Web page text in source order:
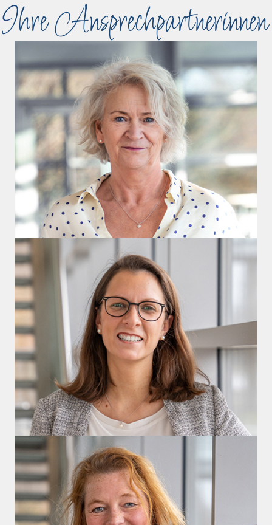
Ihre Ansprechpartnerinnen